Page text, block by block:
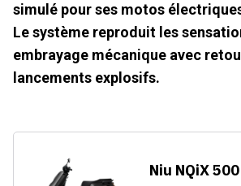
simulé pour ses motos
Le système reproduit les
embrayage mécanique avec
lancements explosifs.